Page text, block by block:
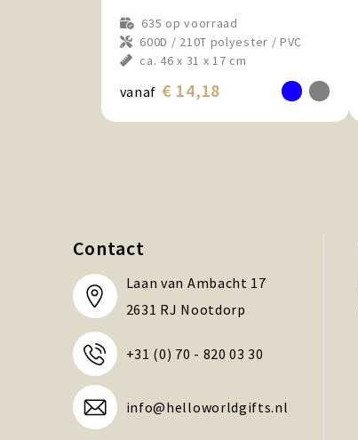
635 op voorraad
600D / 210T polyester / PVC
ca. 46 x 31 x 17 cm
vanaf € 14,18
Contact
Laan van Ambacht 17
2631 RJ Nootdorp
+31 (0) 70 - 820 03 30
info@helloworldgifts.nl